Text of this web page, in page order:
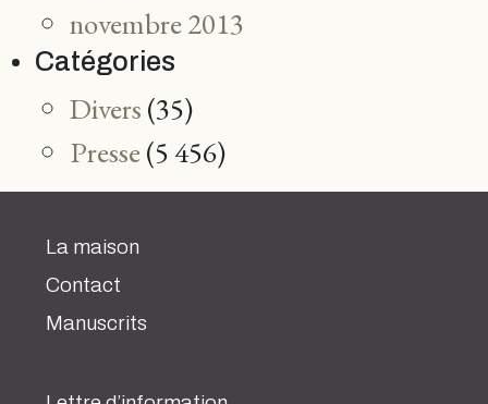
novembre 2013
Catégories
Divers (35)
Presse(5 456)
La maison
Contact
Manuscrits